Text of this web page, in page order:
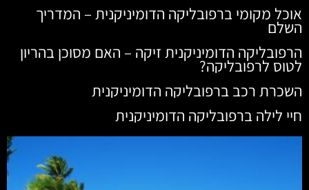
אוכל מקומי ברפובליקה הדומיניקנית – המדריך
השלם
הרפובליקה הדומיניקנית זיקה – האם מסוכן בהריון
לטוס לרפובליקה?
השכרת רכב ברפובליקה הדומיניקנית
חיי לילה ברפובליקה הדומיניקנית